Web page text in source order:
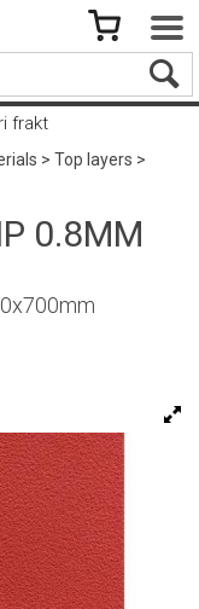
frakt
>Top layers>
0.8MM